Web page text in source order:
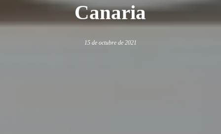
Canaria
15 de octubre de 2021